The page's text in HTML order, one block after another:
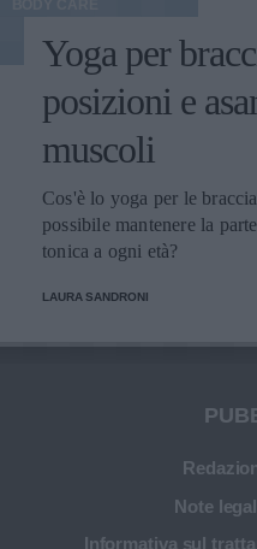
Yoga per
posizioni e
muscoli
Cos'è lo yoga per le
possibile mantenere la
tonica a ogni età?
LAURA SANDRONI
Note
Informativa sul